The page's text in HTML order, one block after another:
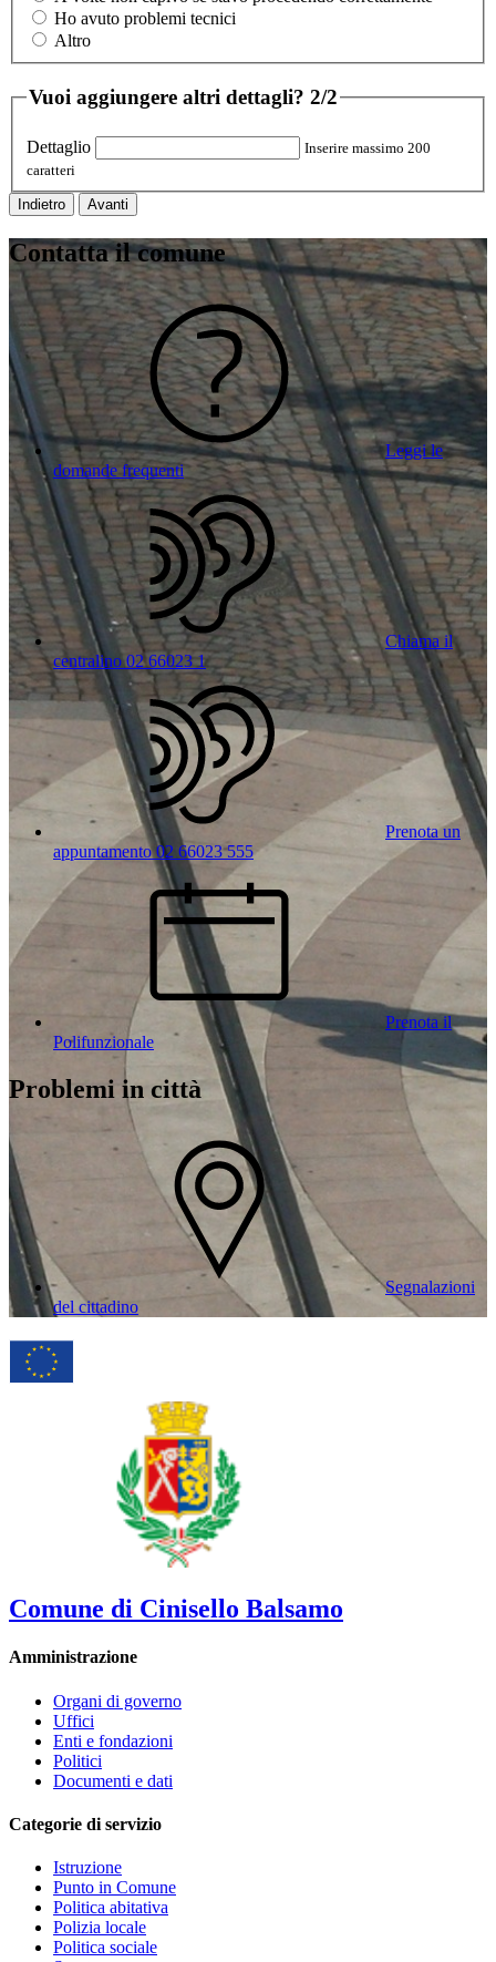
Ho avuto problemi tecnici
Altro
Vuoi aggiungere altri dettagli? 2/2
Dettaglio
Inserire massimo 200
caratteri
Indietro Avanti
Contatta il comune
Leggi le
domande frequenti
Chiama il
centralino 02 66023 1
Prenota un
appuntamento 02 66023 555
Prenota il
Polifunzionale
Problemi in città
Segnalazioni
del cittadino
Comune di Cinisello Balsamo
Amministrazione
Organi di governo
Uffici
Enti e fondazioni
Politici
Documenti e dati
Categorie di servizio
Istruzione
Punto in Comune
Politica abitativa
Polizia locale
Politica sociale